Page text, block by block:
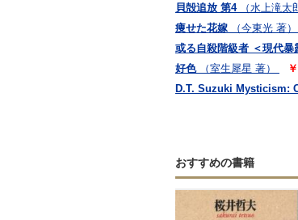
貝殻追放 第4
（水上滝太
痩せた花嫁
（今東光 著）
或る自殺階級者 ＜現代暴
好色
（室生犀星 著）
D.T. Suzuki Mysticism:
おすすめの書籍